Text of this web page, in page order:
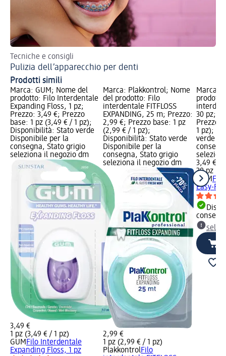
Tecniche e consigli
Pulizia dell’apparecchio per denti
Prodotti simili
Marca: GUM; Nome del
prodotto: Filo Interdentale
Expanding Floss, 1 pz;
Prezzo: 3,49 €; Prezzo
base: 1 pz (3,49 € / 1 pz);
Disponibilità: Stato verde
Disponibile per la
consegna, Stato grigio
seleziona il negozio dm
3,49 €
1 pz (3,49 € / 1 pz)
GUMFilo Interdentale
Expanding Floss, 1 pz
Marca: Plakkontrol; Nome
del prodotto: Filo
interdentale FITFLOSS
EXPANDING, 25 m; Prezzo:
2,99 €; Prezzo base: 1 pz
(2,99 € / 1 pz);
Disponibilità: Stato verde
Disponibile per la
consegna, Stato grigio
seleziona il negozio dm
2,99 €
1 pz (2,99 € / 1 pz)
PlakkontrolFilo
Marca:
30 pz;
Prezzo
1 pz);
verde
3,49 €
30 pz
GUM
Easy-